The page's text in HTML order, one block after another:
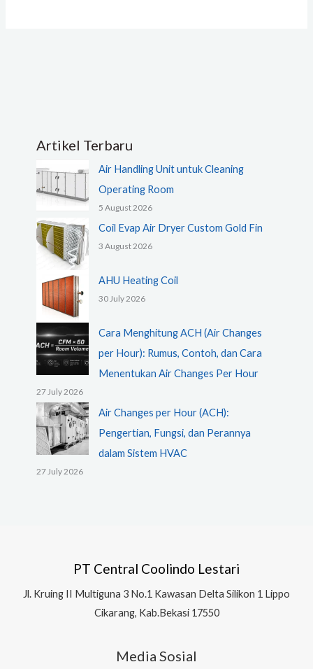
Artikel Terbaru
Air Handling Unit untuk Cleaning
Operating Room
5 August 2026
Coil Evap Air Dryer Custom Gold Fin
3 August 2026
AHU Heating Coil
30 July 2026
Cara Menghitung ACH (Air Changes
per Hour): Rumus, Contoh, dan Cara
Menentukan Air Changes Per Hour
27 July 2026
Air Changes per Hour (ACH):
Pengertian, Fungsi, dan Perannya
dalam Sistem HVAC
27 July 2026
PT Central Coolindo Lestari
Jl. Kruing II Multiguna 3 No.1 Kawasan Delta Silikon 1 Lippo
Cikarang, Kab.Bekasi 17550
Media Sosial